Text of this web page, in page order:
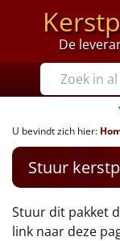
De
Prijzen
Tot €25
€25 tot €35
€35 tot €40
€40 tot €45
U bevindt zich hier:
Stuur
Stuur dit pakket
link naar deze